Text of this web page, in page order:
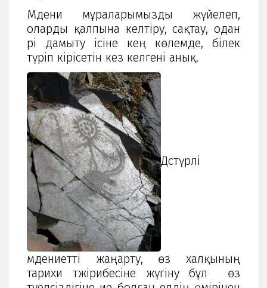
Мәдени мұраларымызды жүйелеп,
оларды қалпына келтіру, сақтау, одан
әрі дамыту ісіне кең көлемде, білек
түріп кірісетін кез келгені анық.
Дәстүрлі
мәдениетті жаңарту, өз халқының
тарихи тәжірибесіне жүгіну бұл өз